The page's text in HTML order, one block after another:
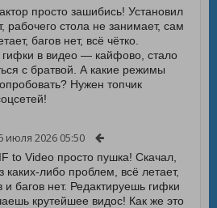
просто зашибись! Установил
рабочего стола не занимает, сам
багов нет, всё чётко.
гифки в видео — кайфово, стало
с братвой. А какие режимы
Нужен топчик
июля 2026 05:50
to Video просто пушка! Скачал,
каких-либо проблем, всё летает,
и багов нет. Редактируешь гифки
крутейшее видос! Как же это